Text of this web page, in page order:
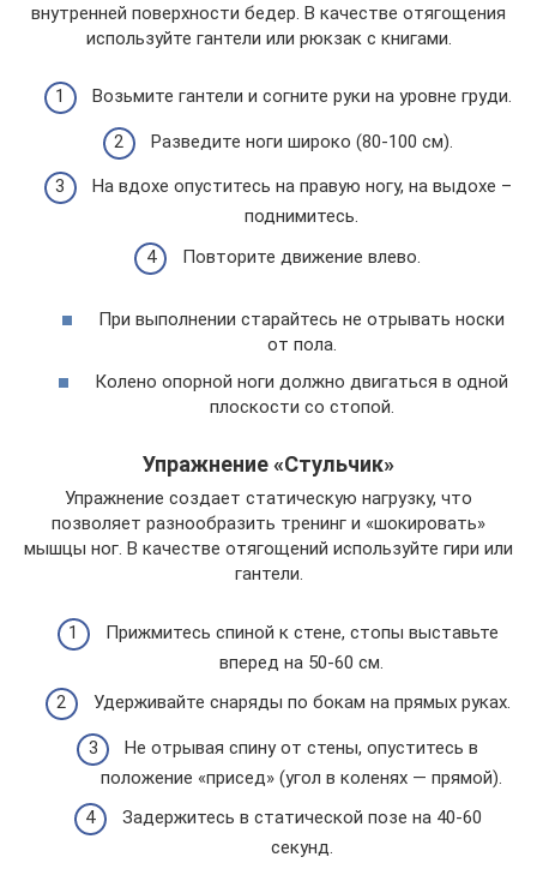
внутренней поверхности бедер. В качестве отягощения
используйте гантели или рюкзак с книгами.
Возьмите гантели и согните руки на уровне груди.
Разведите ноги широко (80-100 см).
На вдохе опуститесь на правую ногу, на выдохе –
поднимитесь.
Повторите движение влево.
При выполнении старайтесь не отрывать носки
от пола.
Колено опорной ноги должно двигаться в одной
плоскости со стопой.
Упражнение «Стульчик»
Упражнение создает статическую нагрузку, что
позволяет разнообразить тренинг и «шокировать»
мышцы ног. В качестве отягощений используйте гири или
гантели.
Прижмитесь спиной к стене, стопы выставьте
вперед на 50-60 см.
Удерживайте снаряды по бокам на прямых руках.
Не отрывая спину от стены, опуститесь в
положение «присед» (угол в коленях — прямой).
Задержитесь в статической позе на 40-60
секунд.